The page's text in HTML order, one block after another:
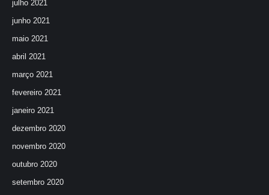
julho 2021
junho 2021
maio 2021
abril 2021
março 2021
fevereiro 2021
janeiro 2021
dezembro 2020
novembro 2020
outubro 2020
setembro 2020